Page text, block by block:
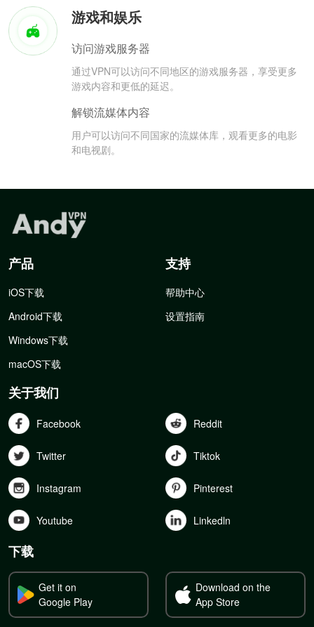
游戏和娱乐
访问游戏服务器
通过VPN可以访问不同地区的游戏服务器，享受更多
游戏内容和更低的延迟。
解锁流媒体内容
用户可以访问不同国家的流媒体库，观看更多的电影
和电视剧。
产品
iOS下载
Android下载
Windows下载
macOS下载
支持
帮助中心
设置指南
关于我们
Facebook Reddit
Twitter Tiktok
Instagram Pinterest
Youtube Linkedln
下载
Get it on
Google Play
Download on the
App Store